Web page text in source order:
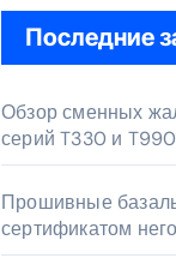
Последние
Обзор сменных
серий T330 и T990
Прошивные
сертификатом